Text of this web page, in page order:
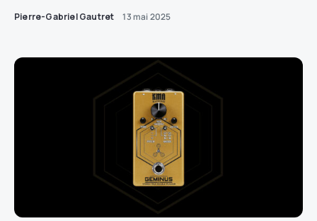
Pierre-Gabriel Gautret 13 mai 2025